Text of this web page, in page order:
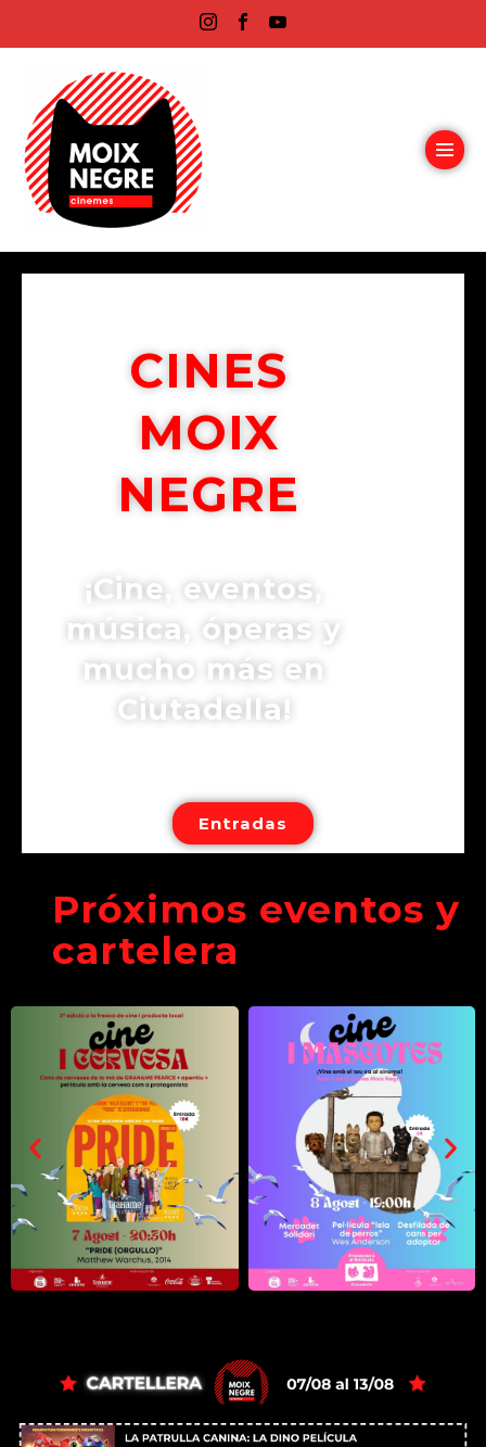
CINES
MOIX
NEGRE
¡Cine, eventos,
música, óperas y
mucho más en
Ciutadella!
Entradas
Próximos eventos y
cartelera